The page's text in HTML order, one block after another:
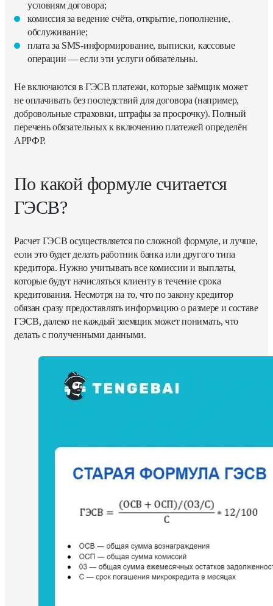
условиям договора;
комиссия за ведение счёта, открытие, пополнение,
обслуживание;
плата за SMS-информирование, выписки, кассовые
операции — если эти услуги обязательны.
Не включаются в ГЭСВ платежи, которые заёмщик может
не оплачивать без последствий для договора (например,
добровольные страховки, штрафы за просрочку). Полный
перечень обязательных к включению платежей определён
АРРФР.
По какой формуле считается
ГЭСВ?
Расчет ГЭСВосуществляется по сложной формуле, и лучше,
если это будет делать работник банка или другого типа
кредитора. Нужно учитывать все комиссии и выплаты,
которые будут начисляться клиенту в течение срока
кредитования. Несмотря на то, что по закону кредитор
обязан сразу предоставлять информацию о размере и составе
ГЭСВ, далеко не каждый заемщик может понимать, что
делать с полученными данными.